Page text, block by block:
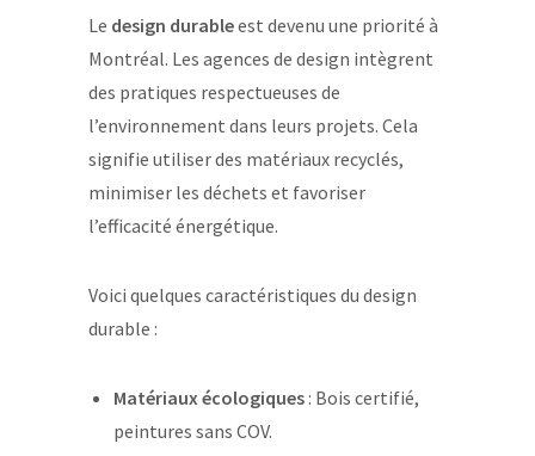
Le design durableest devenu une priorité à
Montréal. Les agences de design intègrent
des pratiques respectueuses de
l’environnement dans leurs projets. Cela
signifie utiliser des matériaux recyclés,
minimiser les déchets et favoriser
l’efficacité énergétique.
Voici quelques caractéristiques du design
durable :
Matériaux écologiques: Bois certifié,
peintures sans COV.